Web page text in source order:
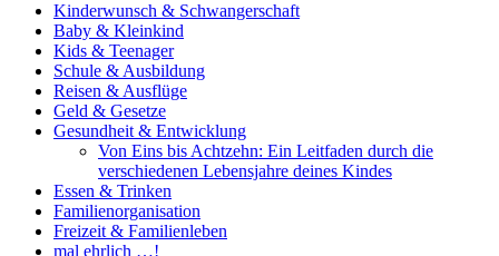
Kinderwunsch & Schwangerschaft
Baby & Kleinkind
Kids & Teenager
Schule & Ausbildung
Reisen & Ausflüge
Geld & Gesetze
Gesundheit & Entwicklung
Von Eins bis Achtzehn: Ein Leitfaden durch die
verschiedenen Lebensjahre deines Kindes
Essen & Trinken
Familienorganisation
Freizeit & Familienleben
mal ehrlich …!